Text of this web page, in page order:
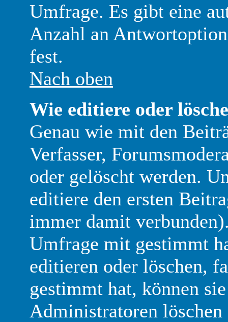
Umfrage. Es gibt eine
Anzahl an
fest.
Nach oben
Wie editiere oder
Genau wie mit den
Verfasser,
oder gelöscht werden.
editiere den ersten
immer damit
Umfrage mit gestimmt
editieren oder löschen,
gestimmt hat, können
Administratoren